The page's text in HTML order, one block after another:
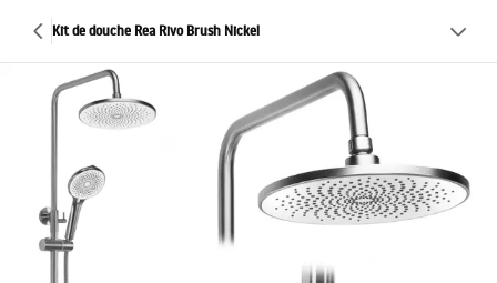
Kit de douche Rea Rivo Brush Nickel